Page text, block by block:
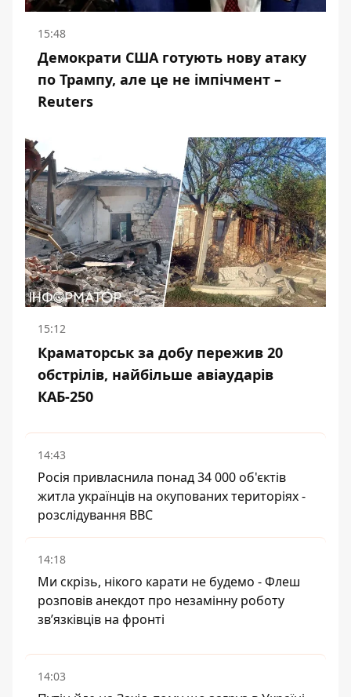
15:48
Демократи США готують нову атаку
по Трампу, але це не імпічмент –
Reuters
15:12
Краматорськ за добу пережив 20
обстрілів, найбільше авіаударів
КАБ-250
14:43
Росія привласнила понад 34 000 об'єктів
житла українців на окупованих територіях -
розслідування BBC
14:18
Ми скрізь, нікого карати не будемо - Флеш
розповів анекдот про незамінну роботу
зв’язківців на фронті
14:03